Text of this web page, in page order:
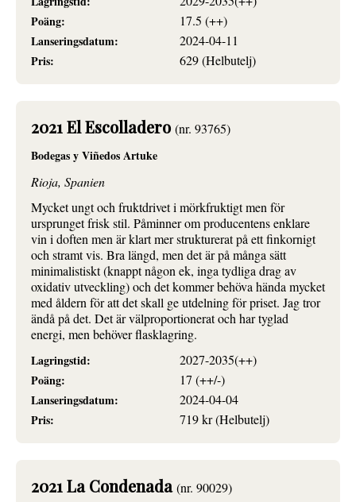
Poäng:
17.5 (++)
Lanseringsdatum:
2024-04-11
Pris:
629 (Helbutelj)
2021 El Escolladero (nr. 93765)
Bodegas y Viñedos Artuke
Rioja, Spanien
Mycket ungt och fruktdrivet i mörkfruktigt men för
ursprunget frisk stil. Påminner om producentens enklare
vin i doften men är klart mer strukturerat på ett finkornigt
och stramt vis. Bra längd, men det är på många sätt
minimalistiskt (knappt någon ek, inga tydliga drag av
oxidativ utveckling) och det kommer behöva hända mycket
med åldern för att det skall ge utdelning för priset. Jag tror
ändå på det. Det är välproportionerat och har tyglad
energi, men behöver flasklagring.
Lagringstid:
2027-2035(++)
Poäng:
17 (++/-)
Lanseringsdatum:
2024-04-04
Pris:
719 kr (Helbutelj)
2021 La Condenada(nr. 90029)